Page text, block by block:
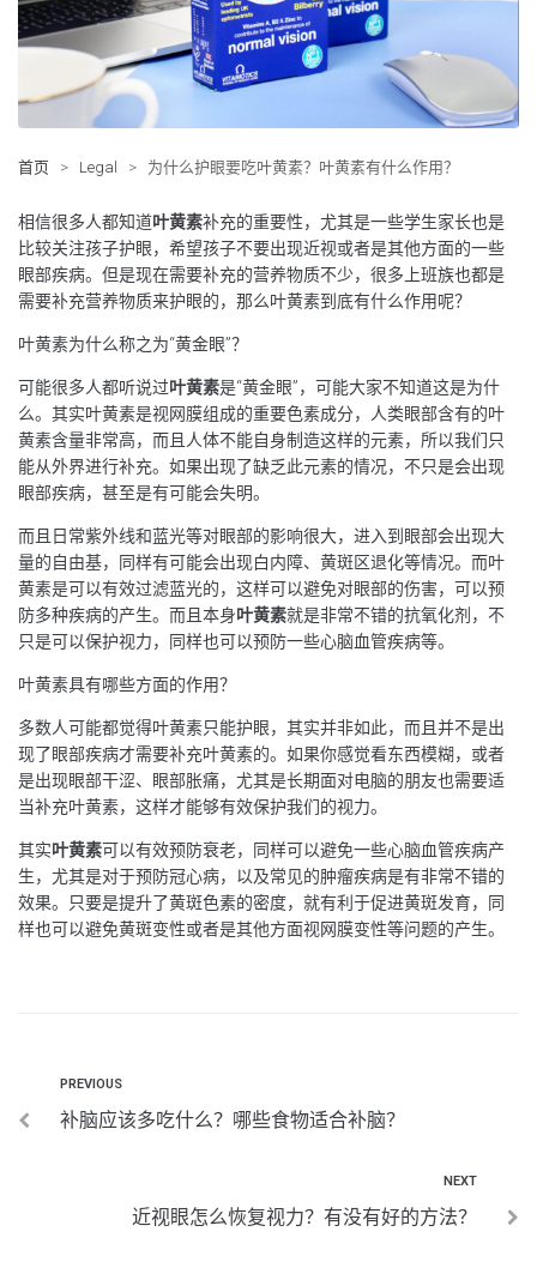
首页 > Legal > 为什么护眼要吃叶黄素？叶黄素有什么作用？
相信很多人都知道叶黄素补充的重要性，尤其是一些学生家长也是
比较关注孩子护眼，希望孩子不要出现近视或者是其他方面的一些
眼部疾病。但是现在需要补充的营养物质不少，很多上班族也都是
需要补充营养物质来护眼的，那么叶黄素到底有什么作用呢？
叶黄素为什么称之为“黄金眼”？
可能很多人都听说过叶黄素是“黄金眼”，可能大家不知道这是为什
么。其实叶黄素是视网膜组成的重要色素成分，人类眼部含有的叶
黄素含量非常高，而且人体不能自身制造这样的元素，所以我们只
能从外界进行补充。如果出现了缺乏此元素的情况，不只是会出现
眼部疾病，甚至是有可能会失明。
而且日常紫外线和蓝光等对眼部的影响很大，进入到眼部会出现大
量的自由基，同样有可能会出现白内障、黄斑区退化等情况。而叶
黄素是可以有效过滤蓝光的，这样可以避免对眼部的伤害，可以预
防多种疾病的产生。而且本身叶黄素就是非常不错的抗氧化剂，不
只是可以保护视力，同样也可以预防一些心脑血管疾病等。
叶黄素具有哪些方面的作用？
多数人可能都觉得叶黄素只能护眼，其实并非如此，而且并不是出
现了眼部疾病才需要补充叶黄素的。如果你感觉看东西模糊，或者
是出现眼部干涩、眼部胀痛，尤其是长期面对电脑的朋友也需要适
当补充叶黄素，这样才能够有效保护我们的视力。
其实叶黄素可以有效预防衰老，同样可以避免一些心脑血管疾病产
生，尤其是对于预防冠心病，以及常见的肿瘤疾病是有非常不错的
效果。只要是提升了黄斑色素的密度，就有利于促进黄斑发育，同
样也可以避免黄斑变性或者是其他方面视网膜变性等问题的产生。
PREVIOUS
补脑应该多吃什么？哪些食物适合补脑？
NEXT
近视眼怎么恢复视力？有没有好的方法？